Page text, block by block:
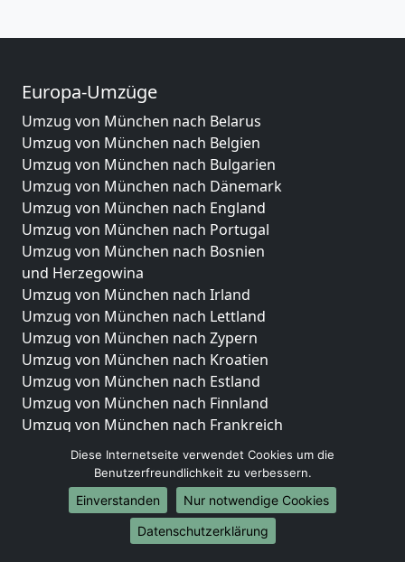
Europa-Umzüge
Umzug von München nach Belarus
Umzug von München nach Belgien
Umzug von München nach Bulgarien
Umzug von München nach Dänemark
Umzug von München nach England
Umzug von München nach Portugal
Umzug von München nach Bosnien
und Herzegowina
Umzug von München nach Irland
Umzug von München nach Lettland
Umzug von München nach Zypern
Umzug von München nach Kroatien
Umzug von München nach Estland
Umzug von München nach Finnland
Umzug von München nach Frankreich
Umzug von München nach Griechenland
Umzug von München nach Italien
Umzug von München nach Liechtenstein
Umzug von München nach Luxemburg
Umzug von München nach Niederlande
Diese Internetseite verwendet Cookies um die
Benutzerfreundlichkeit zu verbessern.
Einverstanden
Nur notwendige Cookies
Datenschutzerklärung